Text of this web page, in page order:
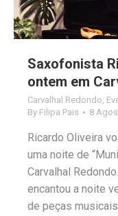
Saxofonista
ontem em
Carvalhal Redondo,
By Filipa Pais 8
Ricardo Oliveira
uma noite de
Carvalhal
encantou a noite
de peças